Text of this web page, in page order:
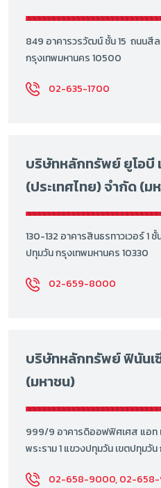
849 อาคารวรวัฒน์ ชั้น 15 ถนนสี
กรุงเทพมหานคร 10500
02-635-1700
บริษัทหลักทรัพย์ ยูโอบี
(ประเทศไทย) จำกัด (ม
130-132 อาคารสินธรทาวเวอร์ 1
ปทุมวัน กรุงเทพมหานคร 10330
02-659-8000
บริษัทหลักทรัพย์ ฟินันเ
(มหาชน)
999/9 อาคารดิออฟฟิศเศส แอท
พระราม 1 แขวงปทุมวัน เขตปทุมวั
02-658-9000, 02-